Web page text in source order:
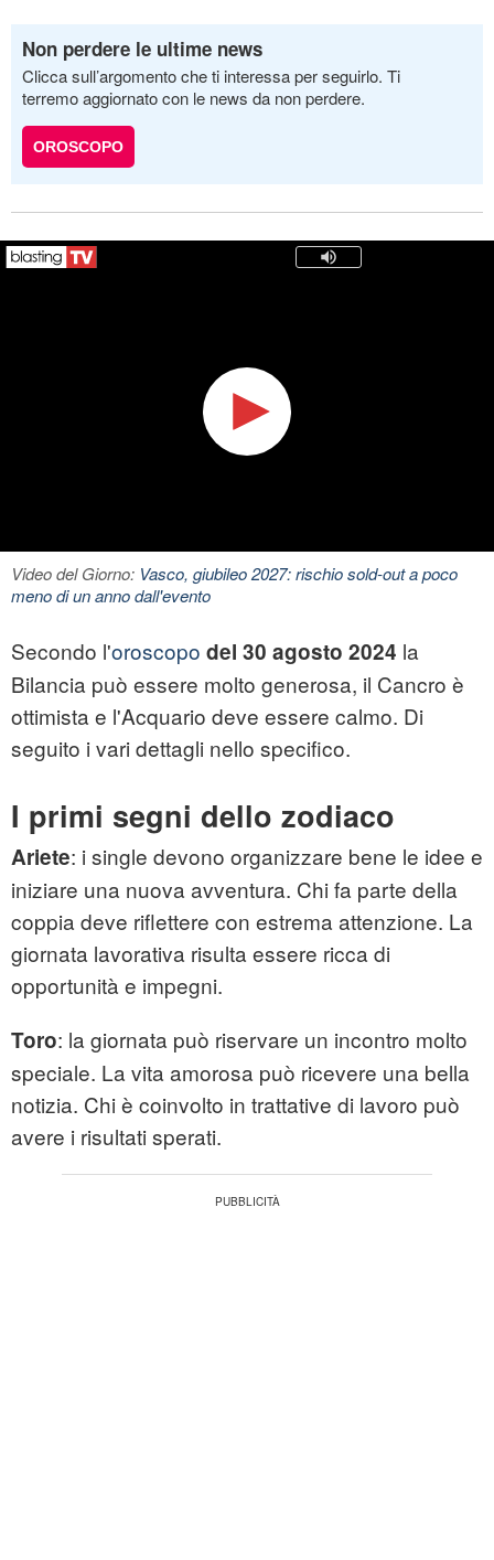
Non perdere le ultime news
Clicca sull’argomento che ti interessa per seguirlo. Ti
terremo aggiornato con le news da non perdere.
OROSCOPO
Video del Giorno: Vasco, giubileo 2027: rischio sold-out a poco
meno di un anno dall'evento
Secondo l'oroscopo del 30 agosto 2024 la
Bilancia può essere molto generosa, il Cancro è
ottimista e l'Acquario deve essere calmo. Di
seguito i vari dettagli nello specifico.
I primi segni dello zodiaco
Ariete: i single devono organizzare bene le idee e
iniziare una nuova avventura. Chi fa parte della
coppia deve riflettere con estrema attenzione. La
giornata lavorativa risulta essere ricca di
opportunità e impegni.
Toro: la giornata può riservare un incontro molto
speciale. La vita amorosa può ricevere una bella
notizia. Chi è coinvolto in trattative di lavoro può
avere i risultati sperati.